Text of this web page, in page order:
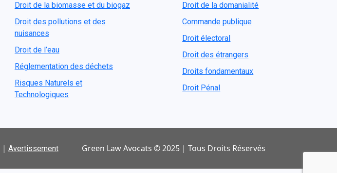
Droit de la biomasse et du biogaz
Droit des pollutions et des
nuisances
Droit de l’eau
Réglementation des déchets
Risques Naturels et
Technologiques
Droit de la domanialité
Commande publique
Droit électoral
Droit des étrangers
Droits fondamentaux
Droit Pénal
| Avertissement Green Law Avocats © 2025 | Tous Droits Réservés